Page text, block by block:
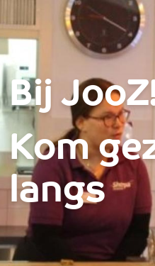
Hulp & Advies
Activiteiten
Wonen
Bij jooZ
Participanten
Vacatures
Contact
Bij jooZ - St.
Bij
Kom
langs